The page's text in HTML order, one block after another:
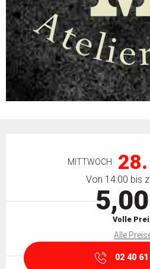
MITTWOCH 28.
Von 14:00 bis
Volle
Alle
02 40